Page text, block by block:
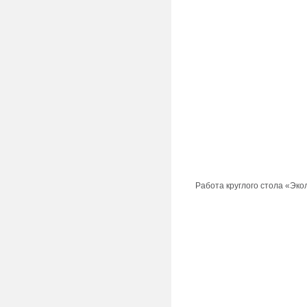
Работа круглого стола